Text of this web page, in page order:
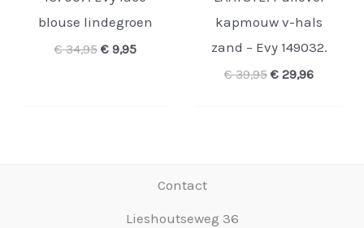
blouse lindegroen
€34,95 Oorspronkelijke
€9,95Huidige
kapmouw v-hals
zand – Evy 149032.
€39,95 Oorspronkelijke
€ 29,96Huidige
Contact
Lieshoutseweg 36